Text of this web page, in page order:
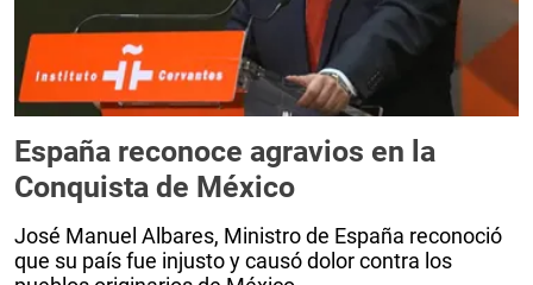
España reconoce agravios en la
Conquista de México
José Manuel Albares, Ministro de España reconoció
que su país fue injusto y causó dolor contra los